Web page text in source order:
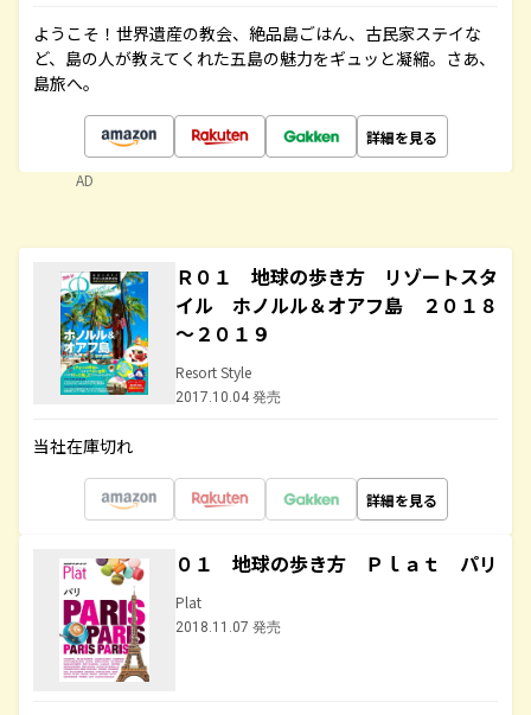
ようこそ！世界遺産の教会、絶品島ごはん、古民家ステイな
ど、島の人が教えてくれた五島の魅力をギュッと凝縮。さあ、
島旅へ。
詳細を見る
AD
Ｒ０１ 地球の歩き方 リゾートスタ
イル ホノルル＆オアフ島 ２０１８
～２０１９
Resort Style
2017.10.04 発売
当社在庫切れ
詳細を見る
０１ 地球の歩き方 Ｐｌａｔ パリ
Plat
2018.11.07 発売